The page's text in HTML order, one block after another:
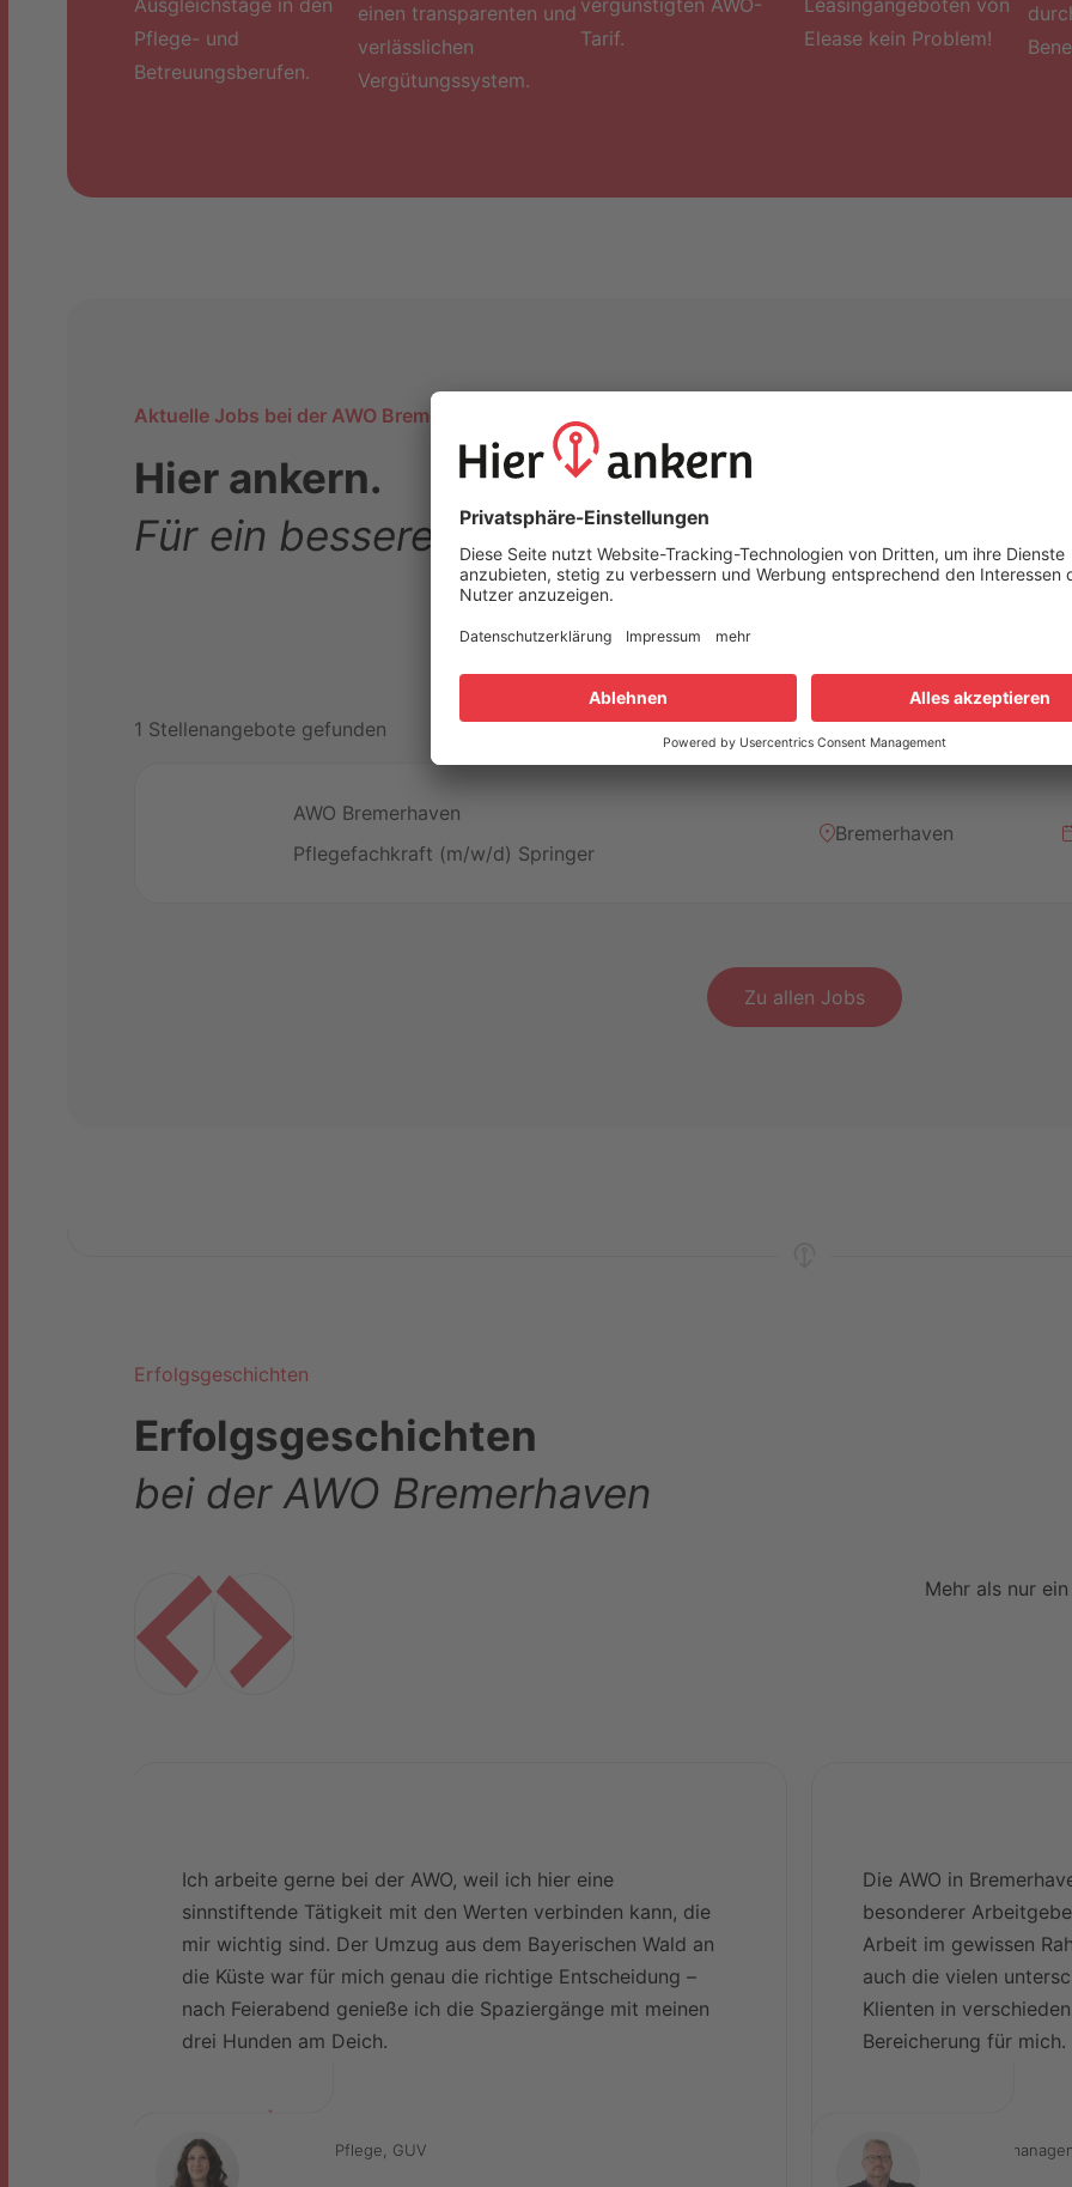
Pflege- und
Betreuungsberufen.
einen transparenten und
verlässlichen
Vergütungssystem.
Tarif.
Elease kein Problem!
Aktuelle Jobs bei der AWO Bremerhaven
Hier ankern.
Für ein besseres Jobfeeling.
1 Stellenangebote gefunden
AWO Bremerhaven
Pflegefachkraft (m/w/d) Springer
Bremerhaven
Zu allen Jobs
Erfolgsgeschichten
Erfolgsgeschichten
bei der AWO Bremerhaven
Mehr als nur
Ich arbeite gerne bei der AWO, weil ich hier eine
sinnstiftende Tätigkeit mit den Werten verbinden kann, die
mir wichtig sind. Der Umzug aus dem Bayerischen Wald an
die Küste war für mich genau die richtige Entscheidung –
nach Feierabend genieße ich die Spaziergänge mit meinen
drei Hunden am Deich.
Rosa Madl-Štorman
QM & Fachberatung Pflege, GUV
Die AWO in
besonderer
Arbeit im gewissen
auch die vielen
Klienten in
Bereicherung für mich.
Stv. Leitung